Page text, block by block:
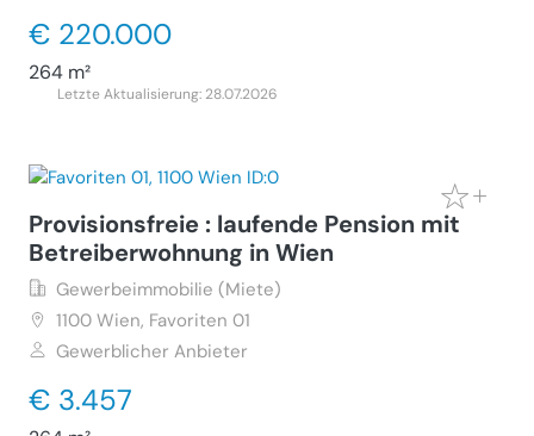
€ 220.000
264 m²
Letzte Aktualisierung: 28.07.2026
Provisionsfreie : laufende Pension mit
Betreiberwohnung in Wien
Gewerbeimmobilie (Miete)
1100 Wien, Favoriten 01
Gewerblicher Anbieter
€ 3.457